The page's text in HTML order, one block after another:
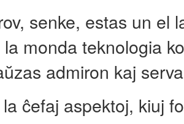
senke, estas un el
monda teknologia
admiron kaj
ĉefaj aspektoj, kiuj